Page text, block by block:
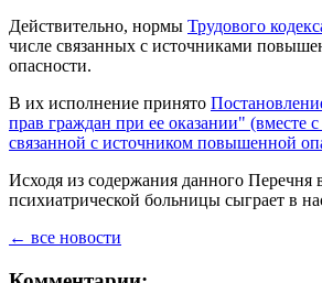
Действительно, нормы Трудового
числе связанных с источниками
опасности.
В их исполнение принято
прав граждан при ее оказании" (вместе
связанной с источником повышенной
Исходя из содержания данного Перечня
психиатрической больницы сыграет в
← все новости